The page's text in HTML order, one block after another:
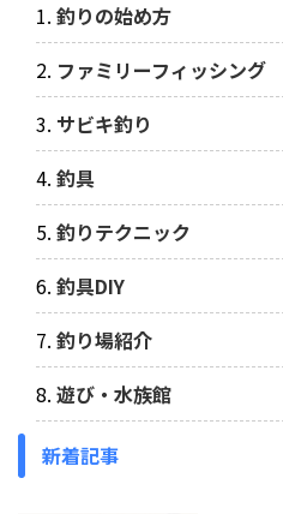
釣りの始め方
ファミリーフィッシング
サビキ釣り
釣具
釣りテクニック
釣具DIY
釣り場紹介
遊び・水族館
新着記事